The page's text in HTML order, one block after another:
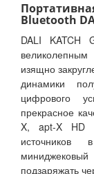
Bluetooth
DALI KATCH
изящно
динамики
цифрового
прекрасное
X, apt-X HD
подзаряжать